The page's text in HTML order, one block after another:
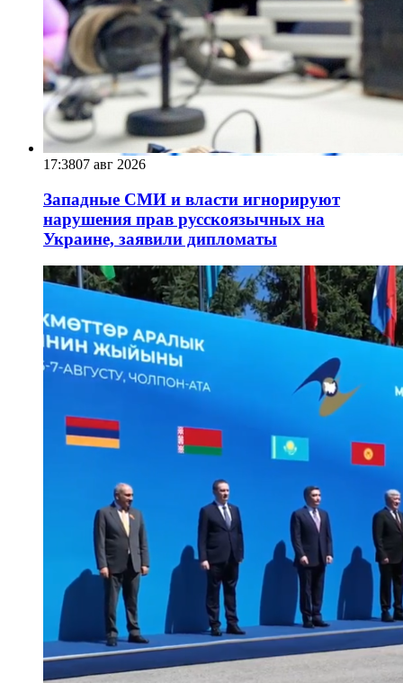
17:3807 авг 2026
Западные СМИ и власти игнорируют
нарушения прав русскоязычных на
Украине, заявили дипломаты